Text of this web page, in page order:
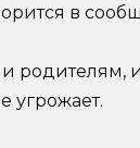
в
родителям,
угрожает.